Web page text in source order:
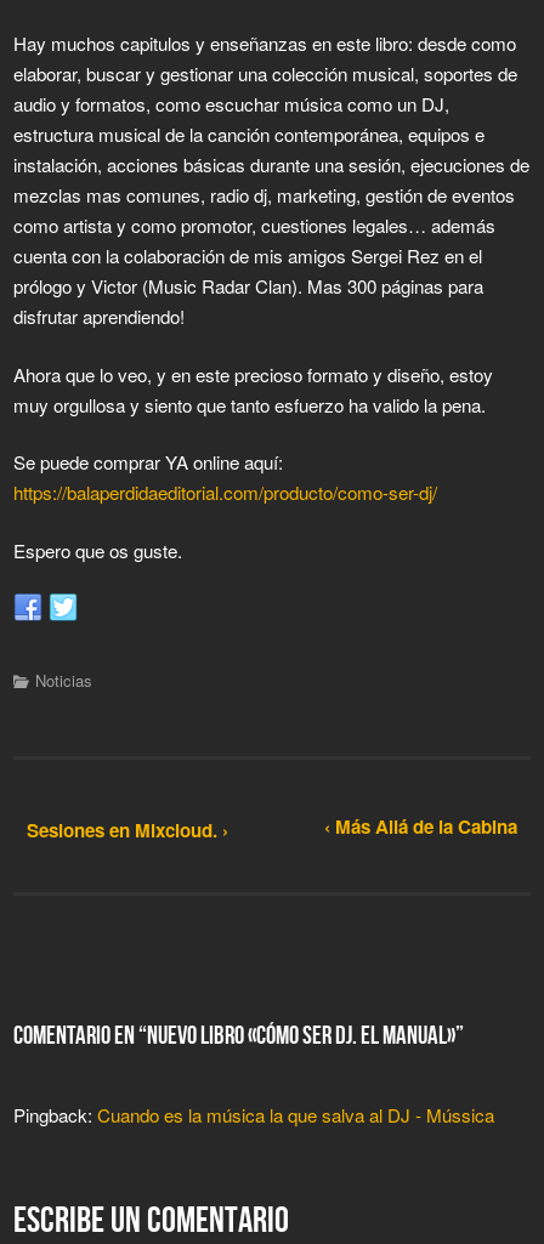
Hay muchos capitulos y enseñanzas en este libro: desde como
elaborar, buscar y gestionar una colección musical, soportes de
audio y formatos, como escuchar música como un DJ,
estructura musical de la canción contemporánea, equipos e
instalación, acciones básicas durante una sesión, ejecuciones de
mezclas mas comunes, radio dj, marketing, gestión de eventos
como artista y como promotor, cuestiones legales… además
cuenta con la colaboración de mis amigos Sergei Rez en el
prólogo y Victor (Music Radar Clan). Mas 300 páginas para
disfrutar aprendiendo!
Ahora que lo veo, y en este precioso formato y diseño, estoy
muy orgullosa y siento que tanto esfuerzo ha valido la pena.
Se puede comprar YA online aquí:
https://balaperdidaeditorial.com/producto/como-ser-dj/
Espero que os guste.
Noticias
‹ Más Allá de la Cabina
Sesiones en Mixcloud. ›
COMENTARIO EN “NUEVO LIBRO «CÓMO SER DJ. EL MANUAL»”
Pingback:Cuando es la música la que salva al DJ - Mússica
ESCRIBE UN COMENTARIO